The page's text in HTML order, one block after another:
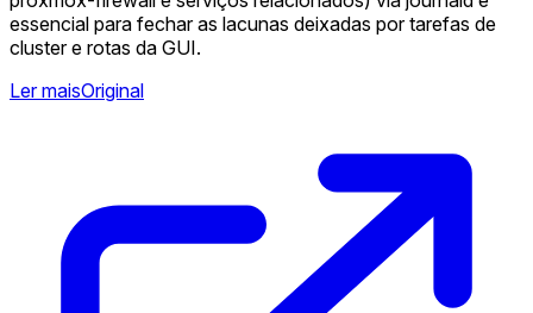
essencial para fechar as lacunas deixadas por tarefas de
cluster e rotas da GUI.
Ler maisOriginal